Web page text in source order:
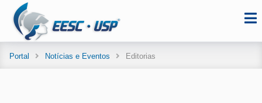
Portal Notícias e Eventos Editorias